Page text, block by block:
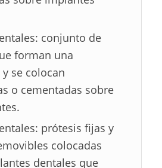
conjunto de
forman una
se colocan
o cementadas sobre
prótesis fijas y
colocadas
dentales que